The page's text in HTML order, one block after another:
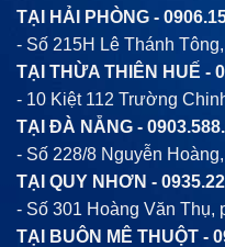
TẠI HẢI PHÒNG -
- Số 215H Lê Thánh
TẠI THỪA THIÊN HUẾ -
- 10 Kiệt 112 Trường
TẠI ĐÀ NẴNG -
- Số 228/8 Nguyễn
TẠI QUY NHƠN -
- Số 301 Hoàng Văn Thụ,
TẠI BUÔN MÊ THUỘT -